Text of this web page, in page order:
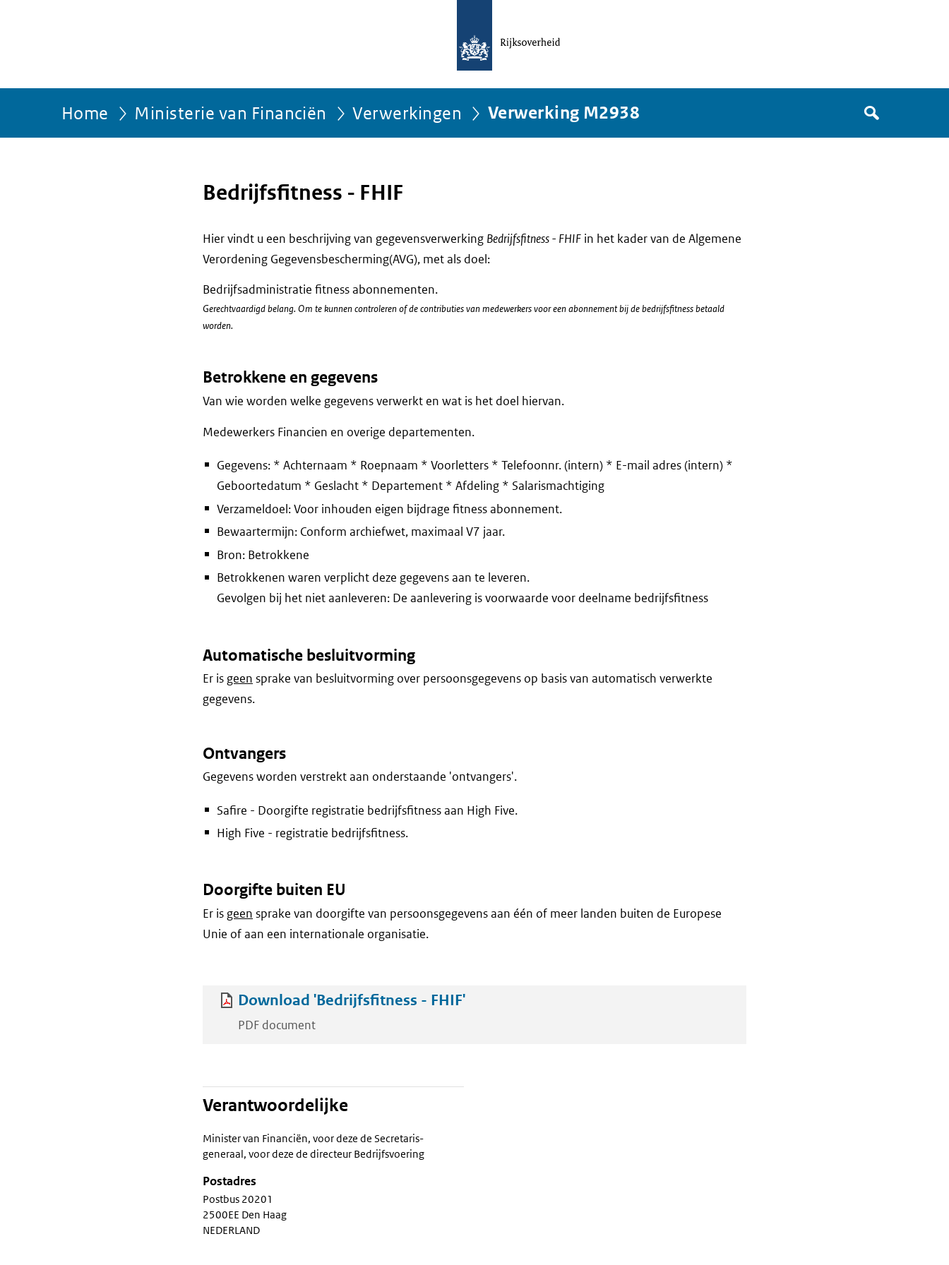
Home Ministerie van Financiën Verwerkingen Verwerking M2938
het
Bedrijfsfitness - FHIF
Hier vindt u een beschrijving van gegevensverwerking Bedrijfsfitness - FHIF in het kader van de Algemene
Verordening Gegevensbescherming(AVG), met als doel:
Bedrijfsadministratie fitness abonnementen.
Gerechtvaardigd belang. Om te kunnen controleren of de contributies van medewerkers voor een abonnement bij de bedrijfsfitness betaald
worden.
Betrokkene en gegevens
Van wie worden welke gegevens verwerkt en wat is het doel hiervan.
Medewerkers Financien en overige departementen.
Gegevens: * Achternaam * Roepnaam * Voorletters * Telefoonnr. (intern) * E-mail adres (intern) *
Geboortedatum * Geslacht * Departement * Afdeling * Salarismachtiging
Verzameldoel: Voor inhouden eigen bijdrage fitness abonnement.
Bewaartermijn: Conform archiefwet, maximaal V7 jaar.
Bron: Betrokkene
Betrokkenen waren verplicht deze gegevens aan te leveren.
Gevolgen bij het niet aanleveren: De aanlevering is voorwaarde voor deelname bedrijfsfitness
Automatische besluitvorming
Er is geen sprake van besluitvorming over persoonsgegevens op basis van automatisch verwerkte
gegevens.
Ontvangers
Gegevens worden verstrekt aan onderstaande 'ontvangers'.
Safire - Doorgifte registratie bedrijfsfitness aan High Five.
High Five - registratie bedrijfsfitness.
Doorgifte buiten EU
Er is geen sprake van doorgifte van persoonsgegevens aan één of meer landen buiten de Europese
Unie of aan een internationale organisatie.
Download 'Bedrijfsfitness - FHIF'
PDF document
Verantwoordelijke
Minister van Financiën, voor deze de Secretaris-
generaal, voor deze de directeur Bedrijfsvoering
Postadres
Postbus 20201
2500EE Den Haag
NEDERLAND